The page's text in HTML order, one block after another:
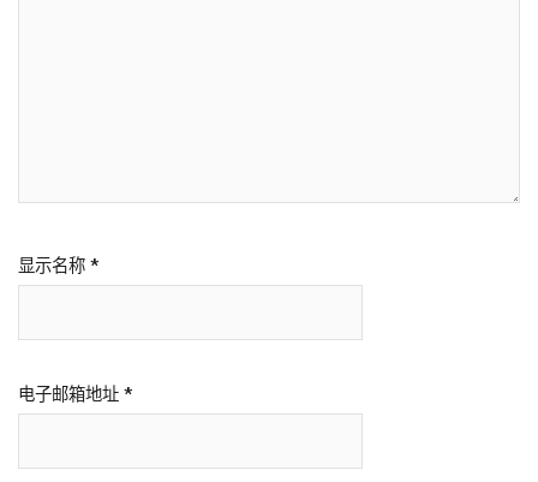
显示名称 *
电子邮箱地址 *